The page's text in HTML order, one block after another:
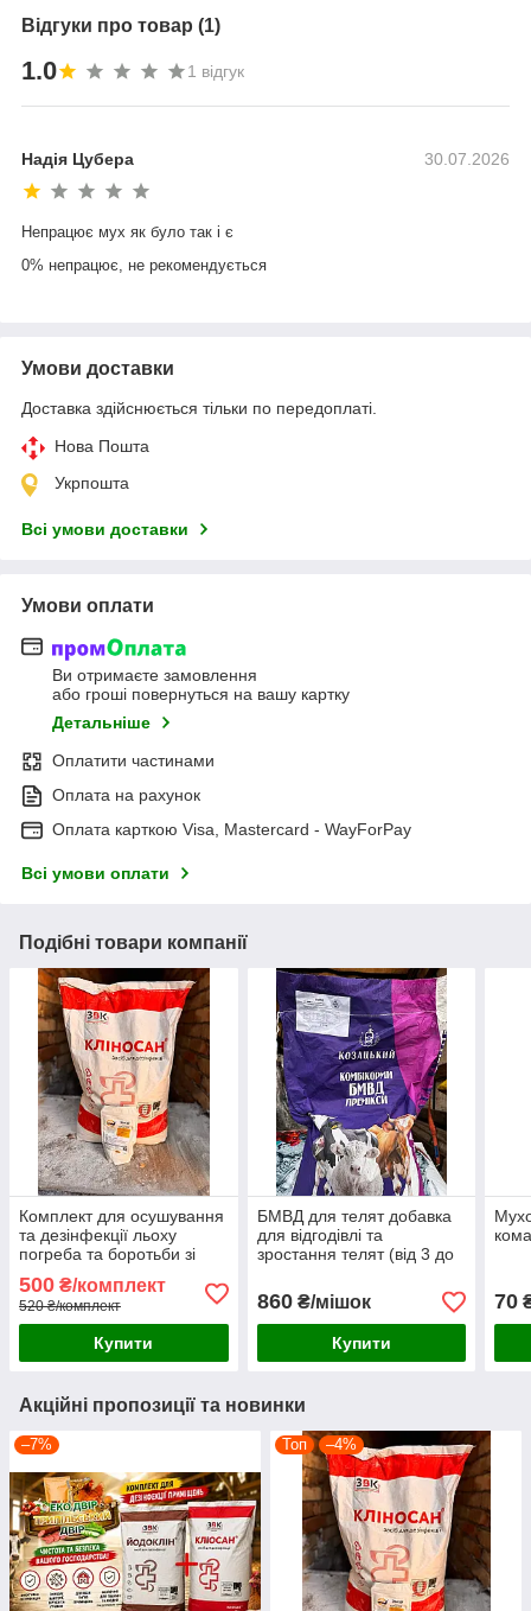
Відгуки про товар (1)
1.0 1 відгук
30.07.2026
Надія Цубера
Непрацює мух як було так і є
0% непрацює, не рекомендується
Умови доставки
Доставка здійснюється тільки по передоплаті.
Нова Пошта
Укрпошта
Всі умови доставки
Умови оплати
Ви отримаєте замовлення
або гроші повернуться на вашу картку
Детальніше
Оплатити частинами
Оплата на рахунок
Оплата карткою Visa, Mastercard - WayForPay
Всі умови оплати
Подібні товари компанії
Комплект для осушування
та дезінфекції льоху
погреба та боротьби зі
слимаками Кліносан 10кг/
Антислім 100г
500 ₴/комплект
520 ₴/комплект
Купити
БМВД для телят добавка
для відгодівлі та
зростання телят (від 3 до
Еко Двір
860₴/мішок
Купити
70
Акційні пропозиції та новинки
–7% Топ –4%